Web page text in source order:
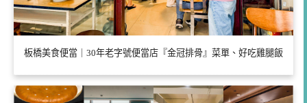
板橋美食便當｜30年老字號便當店『金冠排骨』菜單、好吃雞腿飯